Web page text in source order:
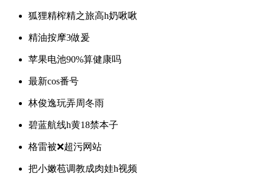
狐狸精榨精之旅高h奶啾啾
精油按摩3做爰
苹果电池90%算健康吗
最新cos番号
林俊逸玩弄周冬雨
碧蓝航线h黄18禁本子
格雷被❌超污网站
把小嫩苞调教成肉娃h视频